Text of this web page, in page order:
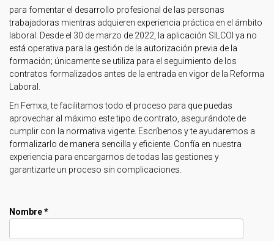
para fomentar el desarrollo profesional de las personas
trabajadoras mientras adquieren experiencia práctica en el ámbito
laboral. Desde el 30 de marzo de 2022, la aplicación SILCOI ya no
está operativa para la gestión de la autorización previa de la
formación; únicamente se utiliza para el seguimiento de los
contratos formalizados antes de la entrada en vigor de la Reforma
Laboral.
En Femxa, te facilitamos todo el proceso para que puedas
aprovechar al máximo este tipo de contrato, asegurándote de
cumplir con la normativa vigente. Escríbenos y te ayudaremos a
formalizarlo de manera sencilla y eficiente. Confía en nuestra
experiencia para encargarnos de todas las gestiones y
garantizarte un proceso sin complicaciones.
Nombre*